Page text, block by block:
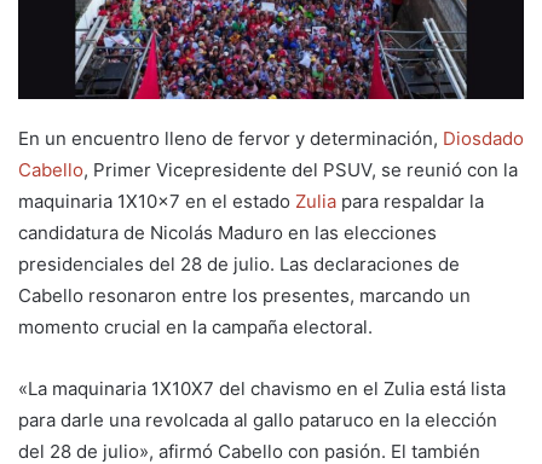
En un encuentro lleno de fervor y determinación, Diosdado
Cabello, Primer Vicepresidente del PSUV, se reunió con la
maquinaria 1X10x7 en el estado Zulia para respaldar la
candidatura de Nicolás Maduro en las elecciones
presidenciales del 28 de julio. Las declaraciones de
Cabello resonaron entre los presentes, marcando un
momento crucial en la campaña electoral.
«La maquinaria 1X10X7 del chavismo en el Zulia está lista
para darle una revolcada al gallo pataruco en la elección
del 28 de julio», afirmó Cabello con pasión. El también